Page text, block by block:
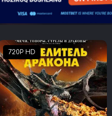
720P HD